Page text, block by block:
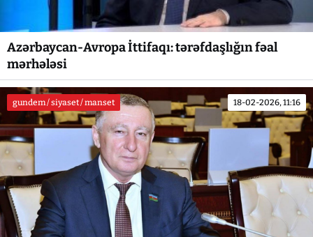
Azərbaycan-Avropa İttifaqı: tərəfdaşlığın fəal
mərhələsi
gundem / siyaset / manset 18-02-2026, 11:16